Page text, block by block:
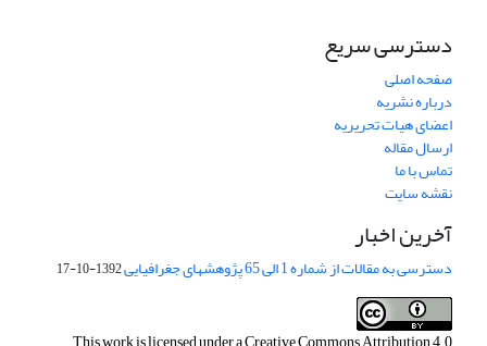
دسترسی سریع
صفحه اصلی
درباره نشریه
اعضای هیات تحریریه
ارسال مقاله
تماس با ما
نقشه سایت
آخرین اخبار
دسترسی به مقالات از شماره 1 الی 65 پژوهشهای جغرافیایی 1392-10-17